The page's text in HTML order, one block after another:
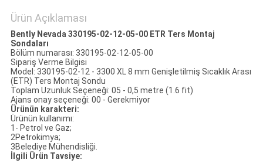
Ürün Açıklaması
Bently Nevada 330195-02-12-05-00 ETR Ters Montaj
Sondaları
Bölüm numarası: 330195-02-12-05-00
Sipariş Verme Bilgisi
Model: 330195-02-12 - 3300 XL 8 mm Genişletilmiş Sıcaklık Arası
(ETR) Ters Montaj Sondu
Toplam Uzunluk Seçeneği: 05 - 0,5 metre (1.6 fit)
Ajans onay seçeneği: 00 - Gerekmiyor
Ürünün karakteri:
Ürünün kullanımı:
1- Petrol ve Gaz;
2Petrokimya;
3Belediye Mühendisliği.
İlgili Ürün Tavsiye: